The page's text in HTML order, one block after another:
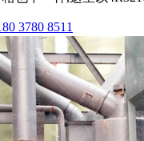
3780 8511